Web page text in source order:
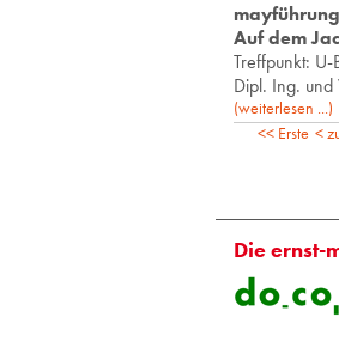
Auf dem
Treff­punkt:
Dipl. Ing.
(weiterlesen ...)
<< Erste <
Die ernst-